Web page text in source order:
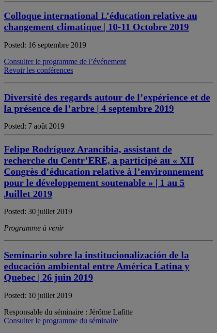
Colloque international L’éducation relative au
changement climatique | 10-11 Octobre 2019
Posted: 16 septembre 2019
Consulter le programme de l’événement
Revoir les conférences
Diversité des regards autour de l’expérience et de
la présence de l’arbre | 4 septembre 2019
Posted: 7 août 2019
Felipe Rodríguez Arancibia, assistant de
recherche du Centr’ERE, a participé au « XII
Congrès d’éducation relative à l’environnement
pour le développement soutenable » | 1 au 5
Juillet 2019
Posted: 30 juillet 2019
Programme à venir
Seminario sobre la institucionalización de la
educación ambiental entre América Latina y
Quebec | 26 juin 2019
Posted: 10 juillet 2019
Responsable du séminaire : Jérôme Lafitte
Consulter le programme du séminaire